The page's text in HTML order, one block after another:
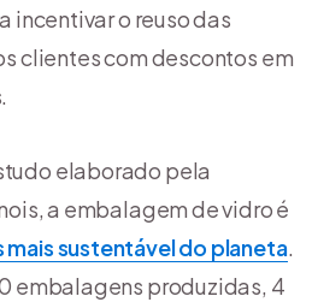
incentivar o reuso das
clientes com descontos em
elaborado pela
a embalagem de vidro é
mais sustentável do planeta.
embalagens produzidas, 4